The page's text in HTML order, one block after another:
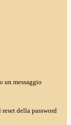
un messaggio
della password